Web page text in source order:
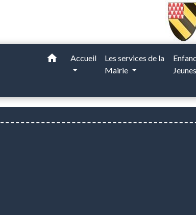
home Accueil
Les services de la
Mairie